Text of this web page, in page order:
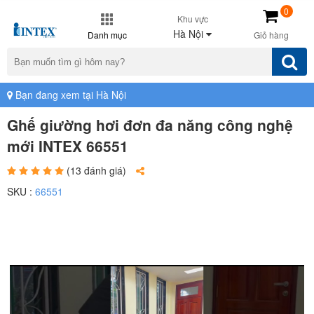
Danh mục
Khu vực
Hà Nội Giỏ hàng
0
Bạn đang xem tại Hà Nội
Ghế giường hơi đơn đa năng công nghệ
mới INTEX 66551
(13 đánh giá)
SKU : 66551